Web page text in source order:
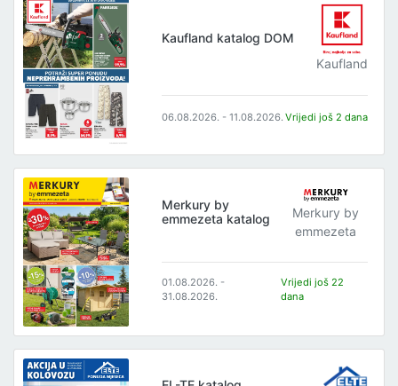
Kaufland katalog DOM
Kaufland
06.08.2026. - 11.08.2026. Vrijedi još 2 dana
Merkury by
emmezeta katalog
Merkury by
emmezeta
01.08.2026. -
31.08.2026.
Vrijedi još 22
dana